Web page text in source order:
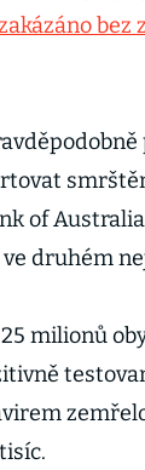
bez
of
druhém
milionů